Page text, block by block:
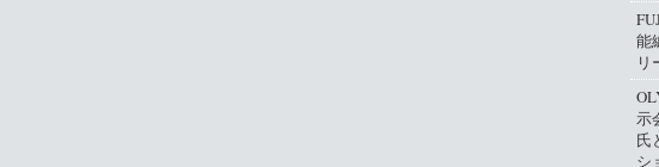
能
リ
示
氏
シ